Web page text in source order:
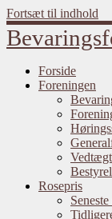
Fortsæt til indhold
Forside
Foreningen
Rosepris